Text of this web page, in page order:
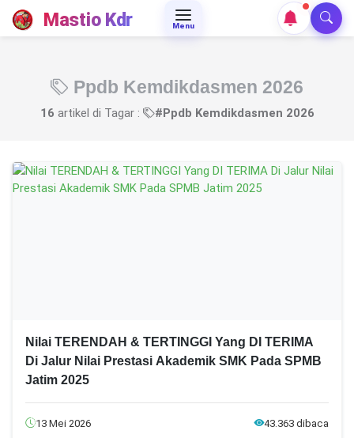
Mastio Kdr Menu
Ppdb Kemdikdasmen 2026
16 artikel di Tagar : #Ppdb Kemdikdasmen 2026
Nilai TERENDAH & TERTINGGI Yang DI TERIMA
Di Jalur Nilai Prestasi Akademik SMK Pada SPMB
Jatim 2025
13 Mei 2026 43.363 dibaca